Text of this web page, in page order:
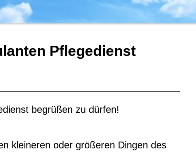
Pflegedienst
begrüßen zu dürfen!
kleineren oder größeren Dingen des